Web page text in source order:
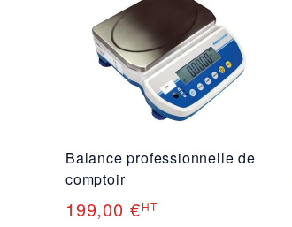
Balance professionnelle de
comptoir
199,00 €HT